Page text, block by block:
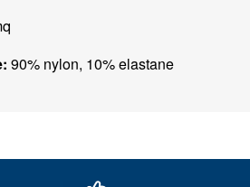
90% nylon, 10% elastane